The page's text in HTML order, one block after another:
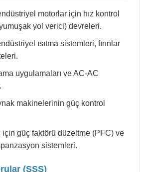
motorlar için hız kontrol
yol verici) devreleri.
ısıtma sistemleri, fırınlar
uygulamaları ve AC-AC
makinelerinin güç kontrol
güç faktörü düzeltme (PFC) ve
sistemleri.
(SSS)